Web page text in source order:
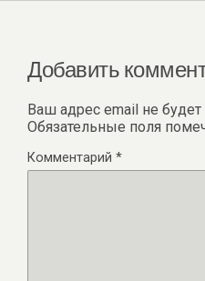
Добавить
Ваш адрес email не будет
Обязательные поля
Комментарий *